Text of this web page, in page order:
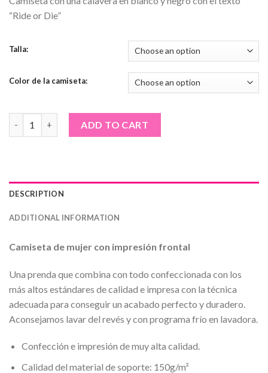
“Ride or Die”
Talla:
Color de la camiseta:
ADD TO CART
DESCRIPTION
ADDITIONAL INFORMATION
Camiseta de mujer con impresión frontal
Una prenda que combina con todo confeccionada con los
más altos estándares de calidad e impresa con la técnica
adecuada para conseguir un acabado perfecto y duradero.
Aconsejamos lavar del revés y con programa frío en lavadora.
Confección e impresión de muy alta calidad.
Calidad del material de soporte: 150g/m²